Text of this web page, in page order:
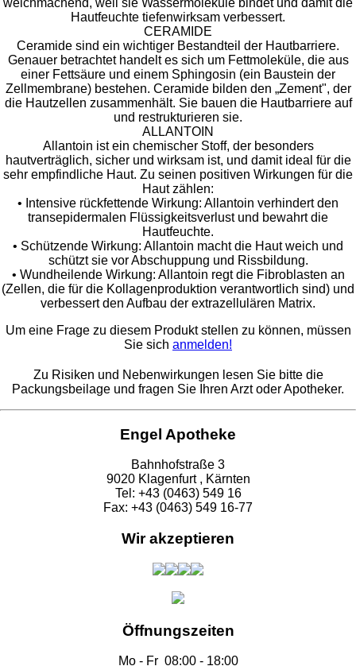
weichmachend, weil sie Wassermoleküle bindet und damit die
Hautfeuchte tiefenwirksam verbessert.
CERAMIDE
Ceramide sind ein wichtiger Bestandteil der Hautbarriere.
Genauer betrachtet handelt es sich um Fettmoleküle, die aus
einer Fettsäure und einem Sphingosin (ein Baustein der
Zellmembrane) bestehen. Ceramide bilden den „Zement", der
die Hautzellen zusammenhält. Sie bauen die Hautbarriere auf
und restrukturieren sie.
ALLANTOIN
Allantoin ist ein chemischer Stoff, der besonders
hautverträglich, sicher und wirksam ist, und damit ideal für die
sehr empfindliche Haut. Zu seinen positiven Wirkungen für die
Haut zählen:
• Intensive rückfettende Wirkung: Allantoin verhindert den
transepidermalen Flüssigkeitsverlust und bewahrt die
Hautfeuchte.
• Schützende Wirkung: Allantoin macht die Haut weich und
schützt sie vor Abschuppung und Rissbildung.
• Wundheilende Wirkung: Allantoin regt die Fibroblasten an
(Zellen, die für die Kollagenproduktion verantwortlich sind) und
verbessert den Aufbau der extrazellulären Matrix.
Um eine Frage zu diesem Produkt stellen zu können, müssen
Sie sich anmelden!
Zu Risiken und Nebenwirkungen lesen Sie bitte die
Packungsbeilage und fragen Sie Ihren Arzt oder Apotheker.
Engel Apotheke
Bahnhofstraße 3
9020 Klagenfurt , Kärnten
Tel: +43 (0463) 549 16
Fax: +43 (0463) 549 16-77
Wir akzeptieren
Öffnungszeiten
Mo - Fr 08:00 - 18:00